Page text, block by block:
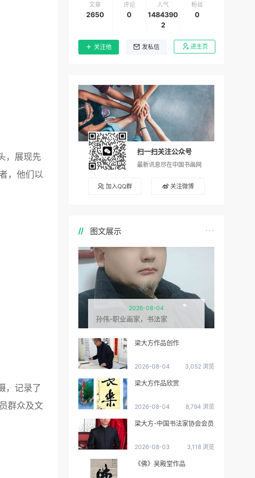
，展现先
，他们以
，记录了
群众及文
文章
2650
评论
0
人气
1484390
2
粉丝
0
关注他 发私信 进主页
扫一扫关注公众号
最新讯息尽在中国书画网
加入QQ群 关注微博
图文展示
2026-08-04
孙伟-职业画家，书法家
梁大方作品创作
2026-08-04 3,052 浏览
梁大方作品欣赏
2026-08-04 8,794 浏览
梁大方-中国书法家协会会员
2026-08-03 3,118 浏览
《佛》吴殿堂作品